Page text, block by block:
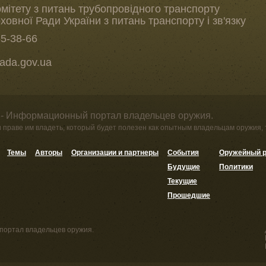
з питань трубопровідного транспорту
Ради України з питань транспорту і зв'язку
38-66
Информационный портал владельцев оружия.
им владеть, который будет полезен как опытным владельцам
Темы Авторы Организации и партнеры
События
Будущие
Текущие
Прошедшие
Оружейный
Политики
владельцев оружия.